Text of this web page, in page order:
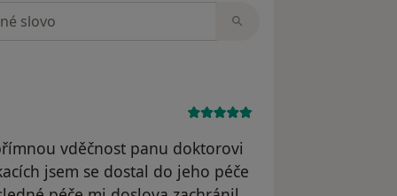
vděčnost panu doktorovi
jsem se dostal do jeho péče